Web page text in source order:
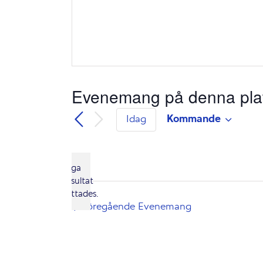
Evenemang på denna
Notis
Inga
resultat
hittades.
Idag Kommande
Föregående Evenemang